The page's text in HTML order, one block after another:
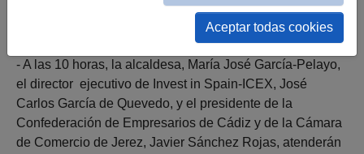
martes 23 de septiembre a las 10:00h
- A las 10 horas, la alcaldesa, María José García-Pelayo,
el director ejecutivo de Invest in Spain-ICEX, José
Carlos García de Quevedo, y el presidente de la
Confederación de Empresarios de Cádiz y de la Cámara
de Comercio de Jerez, Javier Sánchez Rojas, atenderán
Aceptar todas cookies